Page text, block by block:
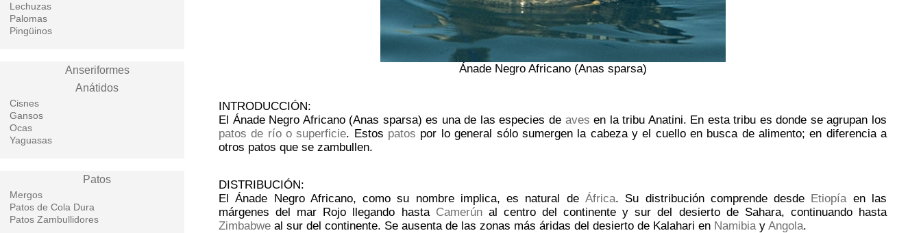
Lechuzas
Palomas
Pingüinos
Anseriformes
Anátidos
Cisnes
Gansos
Ocas
Yaguasas
Patos
Mergos
Patos de Cola Dura
Patos Zambullidores
Ánade Negro Africano (Anas sparsa)
INTRODUCCIÓN:
El Ánade Negro Africano (Anas sparsa) es una de las especies de aves en la tribu Anatini. En esta tribu es donde se agrupan los
patos de río o superficie. Estos patos por lo general sólo sumergen la cabeza y el cuello en busca de alimento; en diferencia a
otros patos que se zambullen.
DISTRIBUCIÓN:
El Ánade Negro Africano, como su nombre implica, es natural deÁfrica. Su distribución comprende desde Etiopíaen las
márgenes del mar Rojo llegando hasta Camerúnal centro del continente y sur del desierto de Sahara, continuando hasta
Zimbabwe al sur del continente. Se ausenta de las zonas más áridas del desierto de Kalahari en Namibiay Angola.